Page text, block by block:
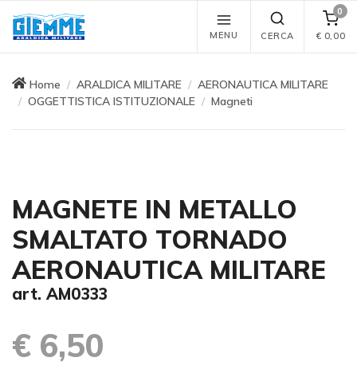
MENU CERCA
0
€ 0,00
Home ARALDICA MILITARE
AERONAUTICA MILITARE
OGGETTISTICA ISTITUZIONALE
Magneti
MAGNETE IN METALLO
SMALTATO TORNADO
AERONAUTICA MILITARE
art. AM0333
€ 6,50